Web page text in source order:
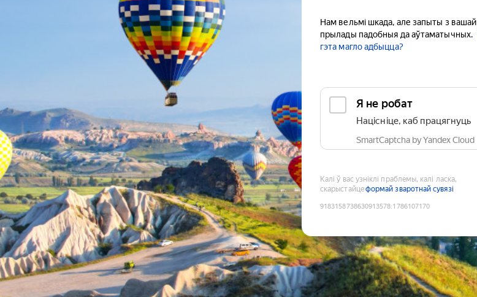
Нам вельмі шкада, але запыты з вашай
прылады падобныя да аўтаматычных.
гэта магло адбыцца?
Я не робат
Націсніце, каб працягнуць
SmartCaptcha by Yandex Cloud
Калі ў вас узніклі праблемы, калі ласка,
скарыстайцеформай зваротнай сувязі
9183158738630913578:1786107170